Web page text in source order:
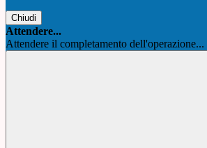
Chiudi
Attendere...
Attendere il completamento dell'operazione...